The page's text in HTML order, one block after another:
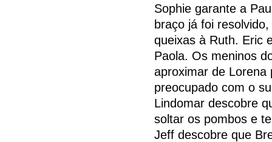
Sophie garante a
braço já foi
queixas à Ruth. Eric
Paola. Os meninos
aproximar de Lorena
preocupado com o
Lindomar descobre
soltar os pombos e
Jeff descobre que